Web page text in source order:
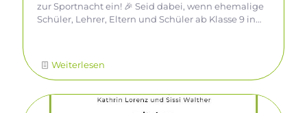
zur Sportnacht ein! 🎉 Seid dabei, wenn ehemalige
Schüler, Lehrer, Eltern und Schüler ab Klasse 9 in
sportlichen Ehrgeiz und eine großartige
Atmosphäre! Lasst uns gemeinsam Geschichte
schreiben und diese Nacht zu etwas Besonderem
Weiterlesen